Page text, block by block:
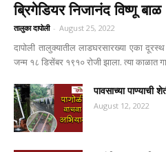
ब्रिगेडियर निजानंद विष्णू बाळ
तालुका दापोली - August 25, 2022
दापोली तालुक्यातील लाडघरसारख्या एका
जन्म १८ डिसेंबर १९१० रोजी झाला. त्या काळात
पावसाच्या पाण्याची
August 12, 2022